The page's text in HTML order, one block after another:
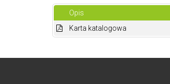
Opis
Karta katalogowa